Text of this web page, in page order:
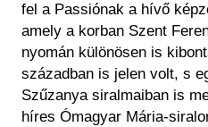
fel a Passiónak a hívő
amely a korban Szent
nyomán különösen is
században is jelen volt, s
Szűzanya siralmaiban is
híres Ómagyar Mária-